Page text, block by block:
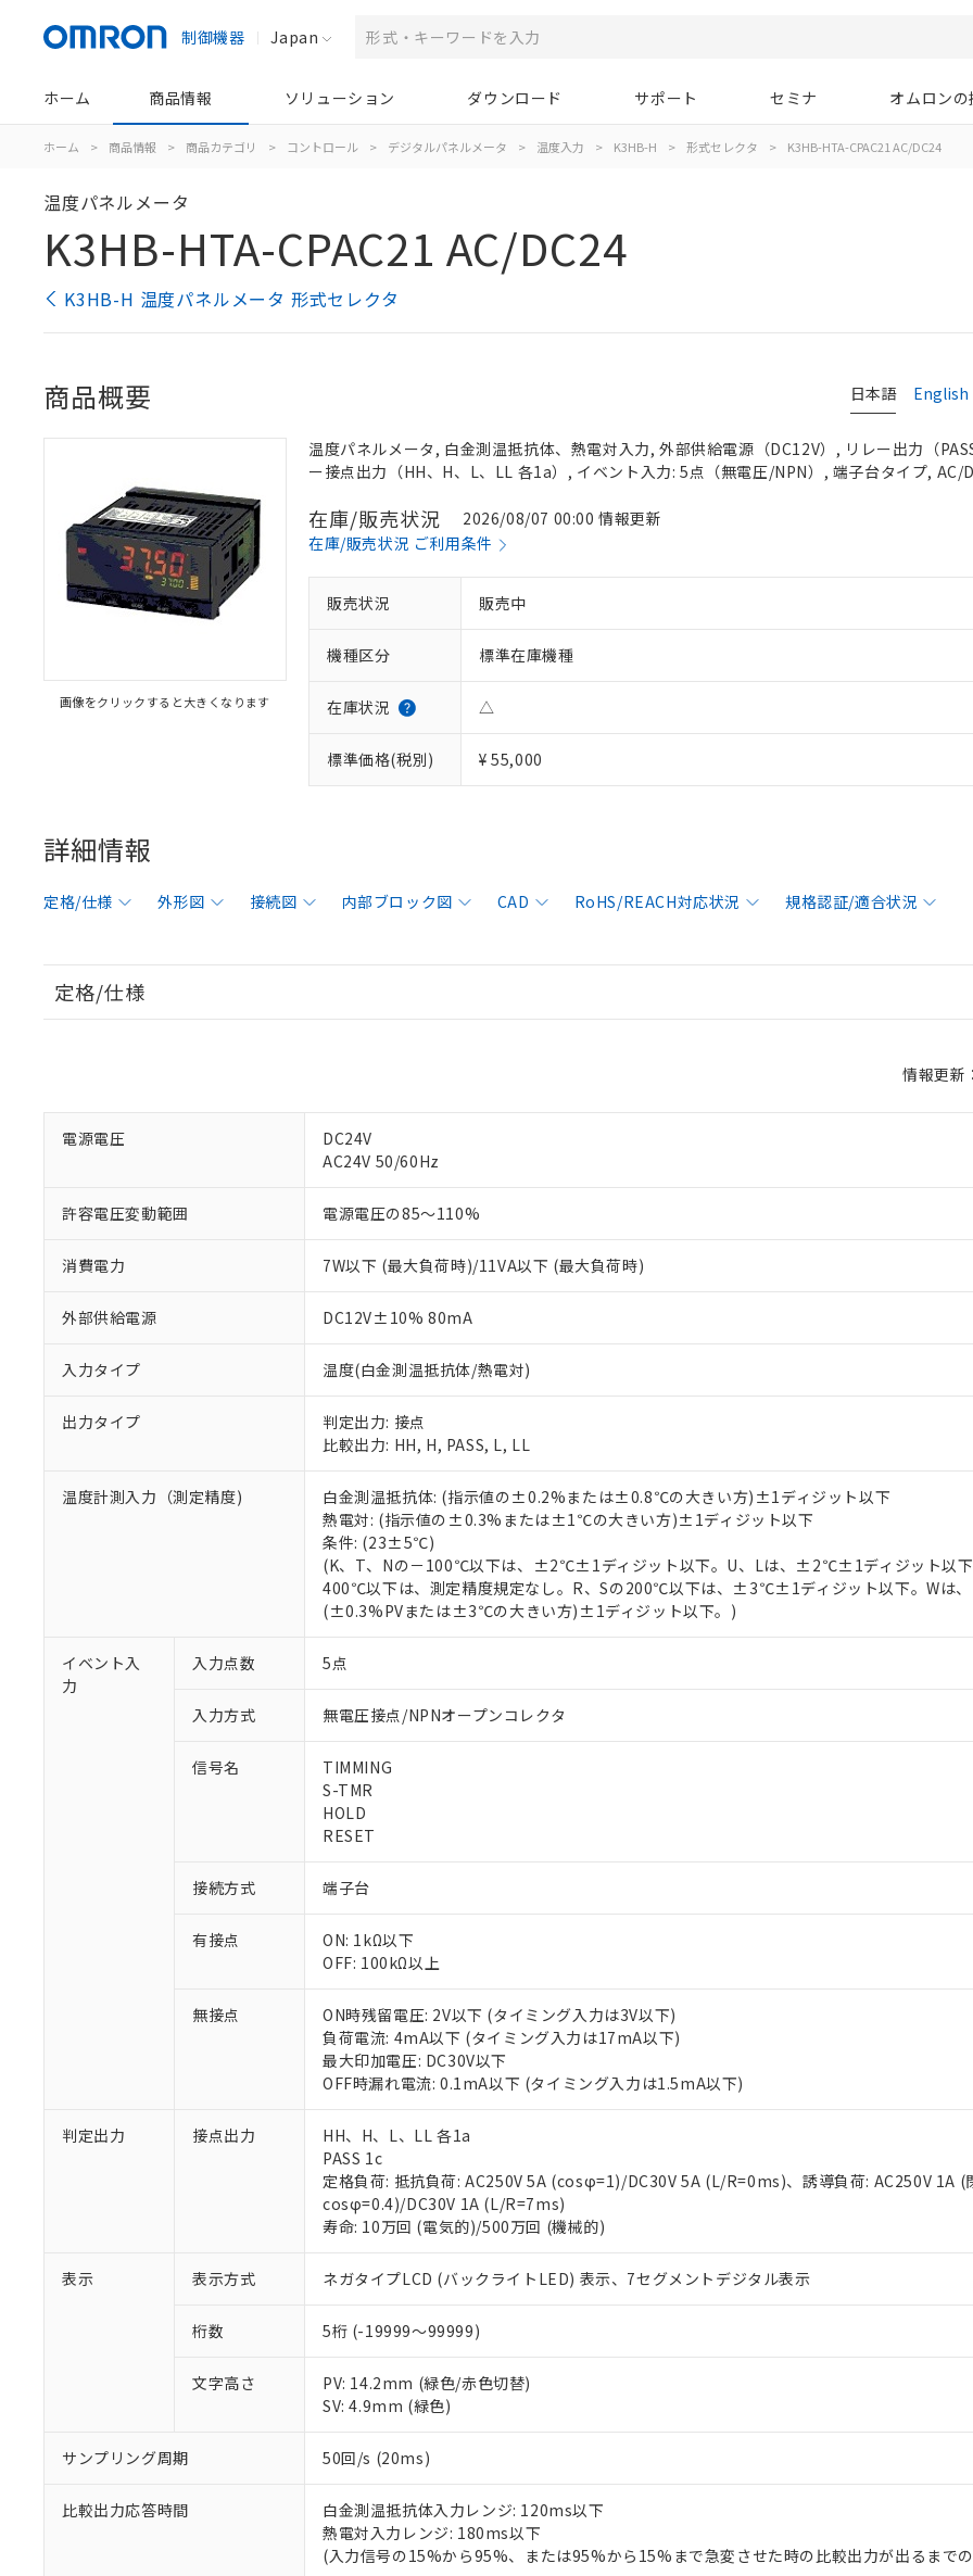
制御機器 Japan
ホーム 商品情報 ソリューション ダウンロード サポート セミナ オムロン
ホーム > 商品情報 > 商品カテゴリ > コントロール > デジタルパネルメータ > 温度入力 > K3HB-H > 形式セレクタ > K3HB-HTA-CPAC21 AC/DC24
温度パネルメータ
K3HB-HTA-CPAC21 AC/DC24
K3HB-H 温度パネルメータ 形式セレクタ
日本語 English
商品概要
画像をクリックすると大きくなります
温度パネルメータ, 白金測温抵抗体、熱電対入力, 外部供給電源（DC12V）, リレー出力（
ー接点出力（HH、H、L、LL 各1a）, イベント入力: 5点（無電圧/NPN）, 端子台タイプ, AC/
在庫/販売状況
2026/08/07 00:00 情報更新
在庫/販売状況 ご利用条件
販売状況 販売中
機種区分 標準在庫機種
在庫状況 △
標準価格(税別) ¥ 55,000
詳細情報
定格/仕様 外形図 接続図 内部ブロック図 CAD RoHS/REACH対応状況 規格認証/適合状況
定格/仕様
情報更
電源電圧
DC24V
AC24V 50/60Hz
許容電圧変動範囲 電源電圧の85～110%
消費電力 7W以下 (最大負荷時)/11VA以下 (最大負荷時)
外部供給電源 DC12V±10% 80mA
入力タイプ 温度(白金測温抵抗体/熱電対)
出力タイプ
判定出力: 接点
比較出力: HH, H, PASS, L, LL
温度計測入力（測定精度)
白金測温抵抗体: (指示値の±0.2%または±0.8℃の大きい方)±1ディジット以下
熱電対: (指示値の±0.3%または±1℃の大きい方)±1ディジット以下
条件: (23±5℃)
(K、T、Nの－100℃以下は、±2℃±1ディジット以下。U、Lは、±2℃±1ディジット以
400℃以下は、測定精度規定なし。R、Sの200℃以下は、±3℃±1ディジット以下。Wは、
(±0.3%PVまたは±3℃の大きい方)±1ディジット以下。)
イベント入
力
入力点数 5点
入力方式 無電圧接点/NPNオープンコレクタ
信号名
TIMMING
S-TMR
HOLD
RESET
接続方式 端子台
有接点
ON: 1kΩ以下
OFF: 100kΩ以上
無接点
ON時残留電圧: 2V以下 (タイミング入力は3V以下)
負荷電流: 4mA以下 (タイミング入力は17mA以下)
最大印加電圧: DC30V以下
OFF時漏れ電流: 0.1mA以下 (タイミング入力は1.5mA以下)
判定出力 接点出力
HH、H、L、LL 各1a
PASS 1c
定格負荷: 抵抗負荷: AC250V 5A (cosφ=1)/DC30V 5A (L/R=0ms)、誘導負荷: AC250V 1A (
cosφ=0.4)/DC30V 1A (L/R=7ms)
寿命: 10万回 (電気的)/500万回 (機械的)
表示 表示方式 ネガタイプLCD (バックライトLED) 表示、7セグメントデジタル表示
桁数 5桁 (-19999～99999)
文字高さ
PV: 14.2mm (緑色/赤色切替)
SV: 4.9mm (緑色)
サンプリング周期 50回/s (20ms)
比較出力応答時間
白金測温抵抗体入力レンジ: 120ms以下
熱電対入力レンジ: 180ms以下
(入力信号の15%から95%、または95%から15%まで急変させた時の比較出力が出るまで
ご利用条件
以下の条件をお読みいただき、同意のうえご利用ください。
本サービスは、当社制御機器事業取扱商品の当社在庫状況および標準価格(税抜)を
くものです。
在庫状況および標準価格照会結果は、記載している更新日時点での社内データに
のであり、閲覧された時点での実際の在庫および標準価格とは異なる場合があるこ
い。
正式な納期状況および標準価格はお客様のお取引先、またはお客様担当のオムロン
当社販売員にご相談ください。
オムロン制御機器販売店や当社販売拠点は「販売ネットワーク
」をご確認くだ
在庫状況および標準価格結果を当社の事前の承諾なく第三者に漏洩または開示しな
ている必要があります。
お客様が当ウェブサイト上で当社にご登録された部品リストについて、当社および
が、当社の製品・サービスに関するお客様との取引・商談に必要な範囲で利用する
さい。
※当社の共同利用者とは、"個人情報の共同利用に関して"
の「1.共同利用者の
いる法人を指します。
※1 対応状況
対応済み：EU RoHS指令（10物質）の非含有に対応した製品が提供可能な商品です。
対応予定：EU RoHS指令（10物質）の非含有に対応した製品に切り替える予定のある商
調査・確認中：EU RoHS指令（10物質）の非含有の対応状況を調査中または確認中の商
非該当品：ライセンス料など無形物で、有害物質有無と関係のない商品です。
仕入先様の事情により、非含有部品としていたものが、含有品と判明した場合などやむ
があります。
鉛(Pb) 1000ppm以下、 水銀(Hg) 1000ppm以下、 カドミウム(Cd) 100ppm以下、
六価クロム(Cr(Ⅵ)) 1000ppm以下、ポリ臭化ビフェニル類(PBB) 1000ppm以下、ポリ臭化ジフェニルエーテル類
フタル酸ビス(2-エチルヘキシル) (DEHP)(別名：DOP) 1000ppm以下、フタル酸ブチルベンジル（BBP）
ル（DBP） 1000ppm以下、フタル酸ジイソブチル (DIBP) 1000ppm以下
但し、RoHS指令で産業用監視および制御機器に対する適用除外項目は除く。
フタル酸エステル類の４物質については閾値を超える意図的な使用がないことを確認しています。
※2 対応予定月
部品在庫の切り替え状況などにより、予定月が前後することがあります。
※3 非含有証明書ダウンロード
下記の非含有証明書をダウンロードすることができます。
EU RoHS指令（10物質）の非含有証明書
51物質の非含有証明書（当社基準）
※本証明書は発行日時点で非含有を証明するもので、過去に遡って非含有を証明するも
※1 中国RoHS○×表
「○」：最大均質材料含有率が中国RoHSの基準値以下であることを示します。
「×」：最大均質材料含有率が中国RoHSの基準値を超えていることを示します。
「－」：未確認です。当社販売部門へお問い合わせください。
*中国RoHS10物質の基準値 (GB/T26572)：
Pb(鉛) :1000ppm、 Hg(水銀) : 1000ppm、 Cd(カドミウム) : 100ppm、
Cr(Ⅵ)(六価クロム) : 1000ppm、 PBBs(ポリ臭化ビフェニル類) : 1000ppm、 PBDEs(ポリ臭化ジフェニルエーテ
DBP(フタル酸ジブチル) : 1000ppm、 DIBP(フタル酸ジイソブチル) : 1000ppm、 BBP(フタル酸ブチルベンジル) :
※2 環境保護使用期限
「ｅ」：有害物質（10物質）のすべてが基準値以下であることを示します。
「10」：通常の使用状況下において有害物質が外部に漏えいし、環境に深刻な影響を及
味します。
「－」：未確認です。当社販売部門へお問い合わせください。
う）を輸出または国外への提供する場合は、日本国政府の輸出許可(または役務取
当社は規制貨物を破棄する場合は、完全に破砕するなど、違法に輸出されないよ
ます。
当社は貴社製品を、核兵器、ミサイル、化学兵器、生物兵器またはその他武器並び
置等に一切使用いたしません。
当社は、貴社製品を第三者に販売する場合は、上記1、2および3の内容を当該第三
また当社は、販売先および販売に係わる関係者が違法に輸出するおそれがある場合
たしません。
記
号
○ 一定数以上の在庫あり
△ 一定数には満たないが在庫あり
－
在庫なし(最新の在庫状況については、お客様のお取引先、またはお客様担当
機器販売店・当社販売員にご確認ください)
空
白
受注生産機種、また在庫状況の情報を公開していない機種